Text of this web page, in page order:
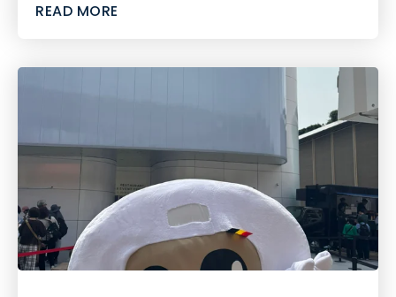
READ MORE